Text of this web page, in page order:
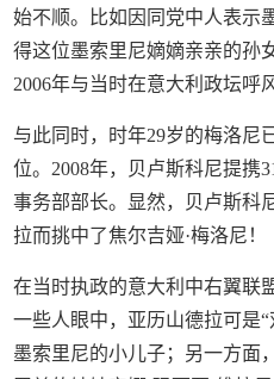
始不顺。比如因同党中人表示
得这位墨索里尼嫡嫡亲亲的孙
2006年与当时在意大利政坛呼
与此同时，时年29岁的梅洛尼
位。2008年，贝卢斯科尼提携
事务部部长。显然，贝卢斯科
拉而挑中了焦尔吉娅·梅洛尼！
在当时执政的意大利中右翼联
一些人眼中，亚历山德拉可是
墨索里尼的小儿子；另一方面